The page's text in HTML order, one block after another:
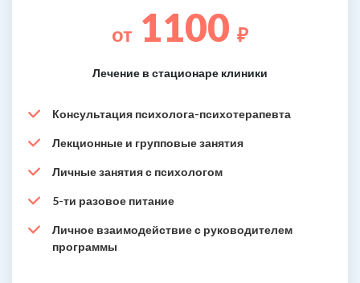
от 1100 ₽
Лечение в стационаре клиники
Консультация психолога-психотерапевта
Лекционные и групповые занятия
Личные занятия с психологом
5-ти разовое питание
Личное взаимодействие с руководителем
программы